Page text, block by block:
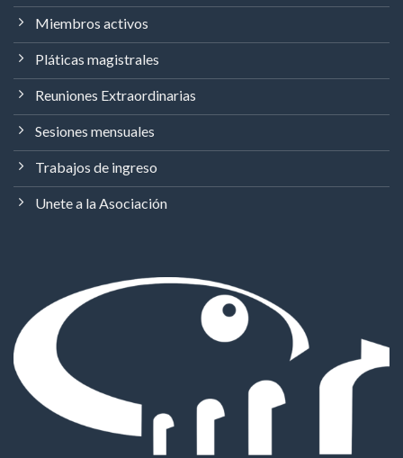
Miembros activos
Pláticas magistrales
Reuniones Extraordinarias
Sesiones mensuales
Trabajos de ingreso
Unete a la Asociación